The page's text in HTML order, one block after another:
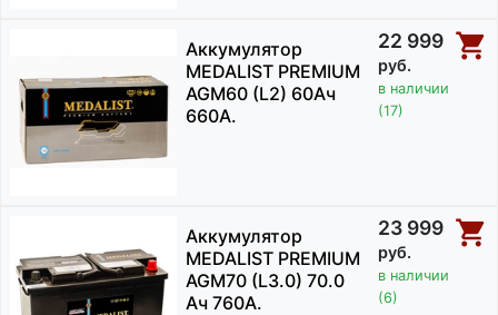
Аккумулятор
MEDALIST PREMIUM
AGM60 (L2) 60Ач
660А.
22 999
руб.
в наличии
(17)
Аккумулятор
MEDALIST PREMIUM
AGM70 (L3.0) 70.0
Ач 760A.
23 999
руб.
в наличии
(6)